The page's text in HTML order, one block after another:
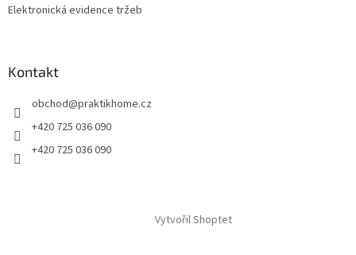
Elektronická evidence tržeb
Kontakt
obchod@praktikhome.cz
+420 725 036 090
+420 725 036 090
Vytvořil Shoptet